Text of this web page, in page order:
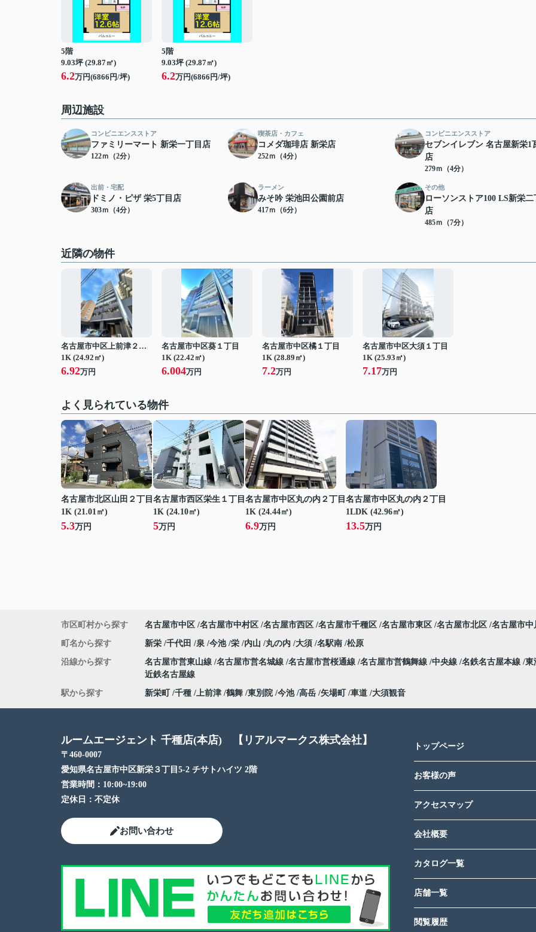
5階
9.03坪 (29.87㎡)
6.2万円(6866円/坪)
5階
9.03坪 (29.87㎡)
6.2万円(6866円/坪)
周辺施設
コンビニエンスストア
ファミリーマート 新栄一丁目店
122ｍ（2分）
喫茶店・カフェ
コメダ珈琲店 新栄店
252ｍ（4分）
コンビニエンスストア
セブンイレブン 名古屋新栄1
店
279ｍ（4分）
出前・宅配
ドミノ・ピザ 栄5丁目店
303ｍ（4分）
ラーメン
みそ吟 栄池田公園前店
417ｍ（6分）
その他
ローソンストア100 LS新栄二
店
485ｍ（7分）
近隣の物件
名古屋市中区上前津２丁目
1K (24.92㎡)
6.92万円
名古屋市中区葵１丁目
1K (22.42㎡)
6.004万円
名古屋市中区橘１丁目
1K (28.89㎡)
7.2万円
名古屋市中区大須１丁目
1K (25.93㎡)
7.17万円
よく見られている物件
名古屋市北区山田２丁目
1K (21.01㎡)
5.3万円
名古屋市西区栄生１丁目
1K (24.10㎡)
5万円
名古屋市中区丸の内２丁目
1K (24.44㎡)
6.9万円
名古屋市中区丸の内２丁目
1LDK (42.96㎡)
13.5万円
市区町村から探す 名古屋市中区 名古屋市中村区 名古屋市西区 名古屋市千種区 名古屋市東区 名古屋市北区 名古屋市中
町名から探す 新栄 千代田 泉 今池 栄 内山 丸の内 大須 名駅南 松原
沿線から探す 名古屋市営東山線 名古屋市営名城線 名古屋市営桜通線 名古屋市営鶴舞線 中央線 名鉄名古屋本線 東
近鉄名古屋線
駅から探す 新栄町 千種 上前津 鶴舞 東別院 今池 高岳 矢場町 車道 大須観音
ルームエージェント 千種店(本店) 【リアルマークス株式会社】
〒460-0007
愛知県名古屋市中区新栄３丁目5-2 チサトハイツ 2階
営業時間： 10:00~19:00
定休日： 不定休
お問い合わせ
トップページ
お客様の声
アクセスマップ
会社概要
カタログ一覧
店舗一覧
閲覧履歴